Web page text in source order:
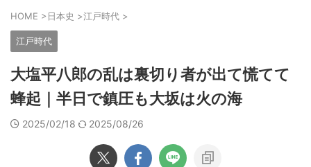
HOME >日本史 >江戸時代 >
江戸時代
大塩平八郎の乱は裏切り者が出て慌てて
蜂起｜半日で鎮圧も大坂は火の海
2025/02/18 2025/08/26